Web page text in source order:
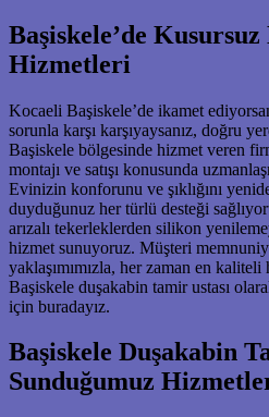
Başiskele’de
Hizmetleri
Kocaeli Başiskele’de ikamet
sorunla karşı karşıyaysanız, doğru
Başiskele bölgesinde hizmet veren
montajı ve satışı konusunda
Evinizin konforunu ve şıklığını
duyduğunuz her türlü desteği
arızalı tekerleklerden silikon
hizmet sunuyoruz. Müşteri
yaklaşımımızla, her zaman en
Başiskele duşakabin tamir ustası
için buradayız.
Başiskele Duşakabin
Sunduğumuz